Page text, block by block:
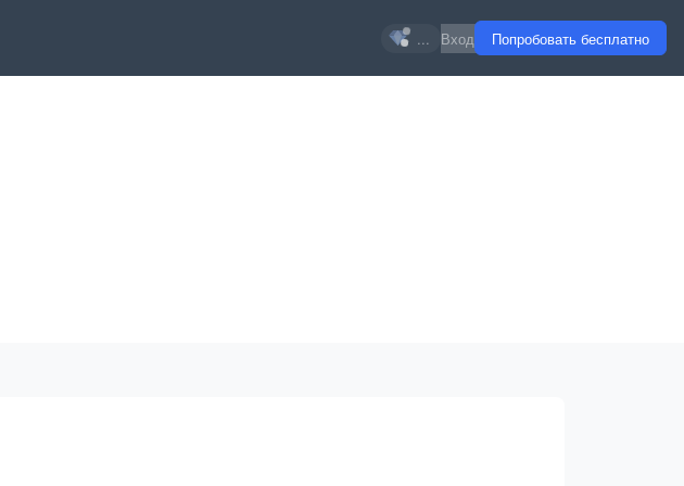
... Вход Попробовать бесплатно